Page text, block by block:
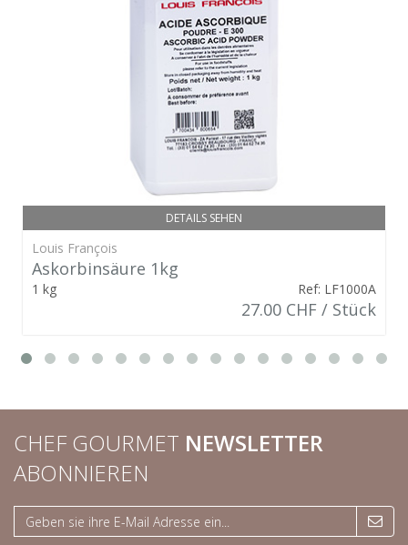
DETAILS SEHEN
Louis François
Askorbinsäure 1kg
1 kg Ref: LF1000A
27.00 CHF / Stück
CHEF GOURMET NEWSLETTER
ABONNIEREN